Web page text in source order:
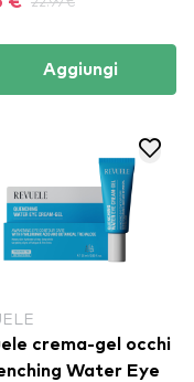
Aggiungi
crema-gel occhi
Water Eye